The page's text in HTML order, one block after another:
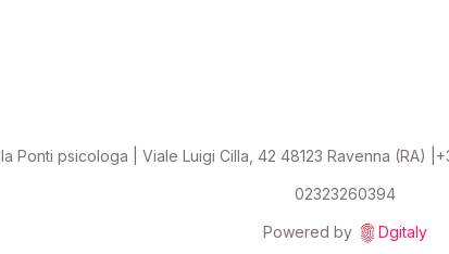
Ponti psicologa | Viale Luigi Cilla, 42 48123 Ravenna (RA)
02323260394
Powered by Dgitaly